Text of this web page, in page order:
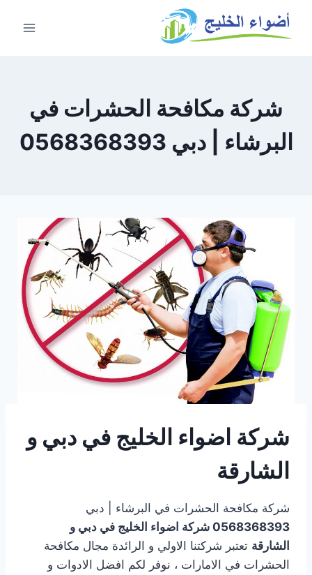
شركة مكافحة الحشرات في
البرشاء | دبي 0568368393
شركة اضواء الخليج في دبي و
الشارقة
شركة مكافحة الحشرات في البرشاء | دبي
0568368393 شركة اضواء الخليج في دبي و
الشارقة تعتبر شركتنا الاولي و الرائدة مجال مكافحة
الحشرات في الامارات ، نوفر لكم افضل الادوات و